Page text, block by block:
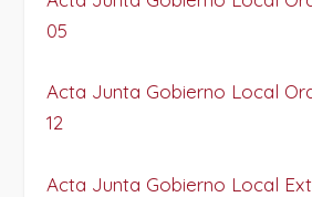
05
Acta Junta Gobierno Local
12
Acta Junta Gobierno Local